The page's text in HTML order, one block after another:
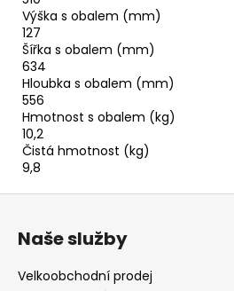
Výška s obalem (mm)
127
Šířka s obalem (mm)
634
Hloubka s obalem (mm)
556
Hmotnost s obalem (kg)
10,2
Čistá hmotnost (kg)
9,8
Naše služby
Velkoobchodní prodej